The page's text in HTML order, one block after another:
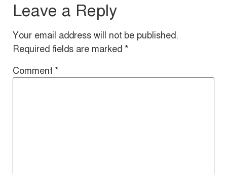
Leave a Reply
Your email address will not be published.
Required fields are marked *
Comment *